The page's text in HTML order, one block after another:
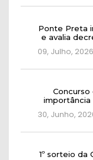
Ponte Preta
e avalia
09, Julho, 2026
importância
30, Junho,
1º sorteio da